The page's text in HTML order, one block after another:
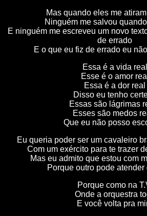
Mas quando eles me
Ninguém me salvou
E ninguém me escreveu um novo
de errado
E o que eu fiz de errado eu
Essa é a vida real
Esse é o amor real
Essa é a dor real
Disso eu tenho
Essas são lágrimas
Esses são medos
Que eu não posso
Eu queria poder ser um cavaleiro
Com um exército para te trazer
Mas eu admito que estou com
Porque outro pode atender
Porque como na
Onde a orquestra
E você volta pra